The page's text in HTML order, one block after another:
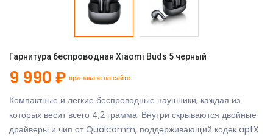
Гарнитура беспроводная Xiaomi Buds 5 черный
9 990 ₽ при заказе на сайте
Компактные и легкие беспроводные наушники, каждая из
которых весит всего 4,2 грамма. Внутри скрываются двойные
драйверы и чип от Qualcomm, поддерживающий кодек aptX